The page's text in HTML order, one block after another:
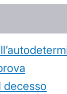
decesso